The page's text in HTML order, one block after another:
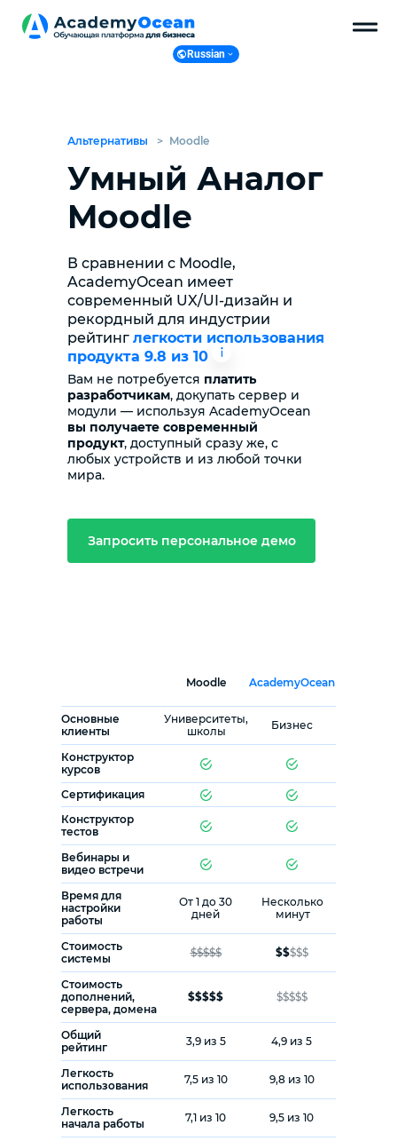
Russian
В сравнении с Moodle,
AcademyOcean имеет
современный UX/UI-дизайн и
рекордный для индустрии
рейтинг легкости использования
продукта 9.8 из 10
Умный Аналог
Moodle
Вам не потребуется платить
разработчикам, докупать сервер и
модули — используя AcademyOcean
вы получаете современный
продукт, доступный сразу же, с
любых устройств и из любой точки
мира.
Запросить персональное демо
Альтернативы Moodle
>
Moodle AcademyOcean
Сертификация
Конструктор
тестов
Вебинары и
видео встречи
Стоимость
дополнений,
сервера, домена
Общий
рейтинг
Конструктор
курсов
Основные
клиенты
Легкость
начала работы
Университеты,
школы
Бизнес
$$$$$
$$$$$
Легкость
использования
Время для
настройки
работы
Стоимость
системы
3,9 из 5 4,9 из 5
$$$$$
$$$$$
7,5 из 10
7,1 из 10
9,8 из 10
9,5 из 10
От 1 до 30
дней
Несколько
минут